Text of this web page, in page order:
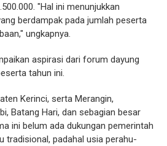
"Hal ini menunjukkan
berdampak pada jumlah peserta
ungkapnya.
aspirasi dari forum dayung
tahun ini.
Kerinci, serta Merangin,
Batang Hari, dan sebagian besar
ini belum ada dukungan pemerintah
tradisional, padahal usia perahu-